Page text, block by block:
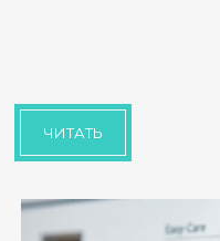
ЧИТАТЬ